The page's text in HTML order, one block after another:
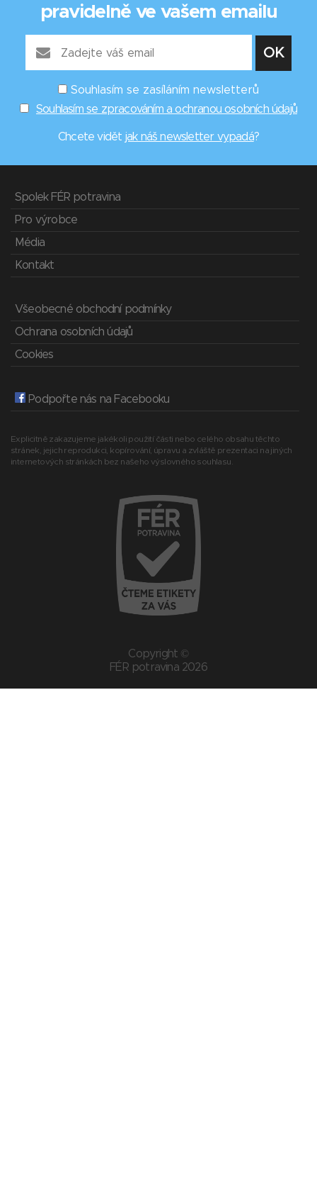
pravidelně ve vašem emailu
Souhlasím se zasíláním newsletterů
Souhlasím se zpracováním a ochranou osobních údajů
Chcete vidět jak náš newsletter vypadá?
Spolek FÉR potravina
Pro výrobce
Média
Kontakt
Všeobecné obchodní podmínky
Ochrana osobních údajů
Cookies
Podpořte nás na Facebooku
Explicitně zakazujeme jakékoli použití části nebo celého obsahu těchto
stránek, jejich reprodukci, kopírování, úpravu a zvláště prezentaci na jiných
internetových stránkách bez našeho výslovného souhlasu.
Copyright ©
FÉR potravina 2026